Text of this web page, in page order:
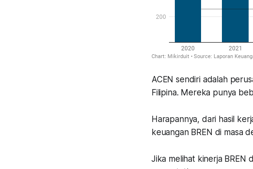
ACEN sendiri adalah
Filipina. Mereka punya
Harapannya, dari hasil
keuangan BREN di masa
Jika melihat kinerja BREN